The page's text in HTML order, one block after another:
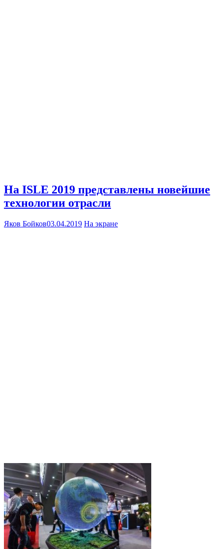
На ISLE 2019 представлены новейшие
технологии отрасли
Яков Бойков03.04.2019 На экране